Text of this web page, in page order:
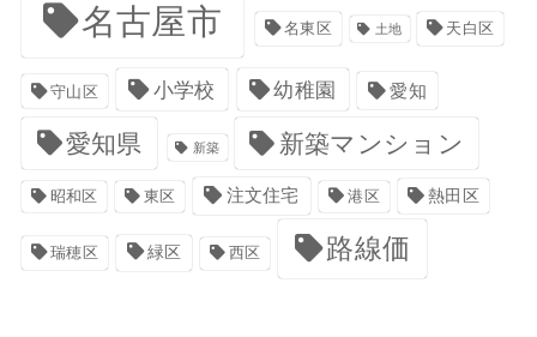
名古屋市 名東区 土地 天白区
守山区 小学校 幼稚園 愛知
愛知県 新築 新築マンション
昭和区 東区 注文住宅 港区 熱田区
瑞穂区 緑区 西区 路線価